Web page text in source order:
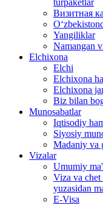
turpaketlar
Визитная
Yangiliklar
Namangan
Elchixona
Elchi
Elchixona
Elchixona
Biz bilan
Munosabatlar
Iqtisodiy
Siyosiy
Madaniy va
Vizalar
Umumiy
Viza va
yuzasidan
E-Visa